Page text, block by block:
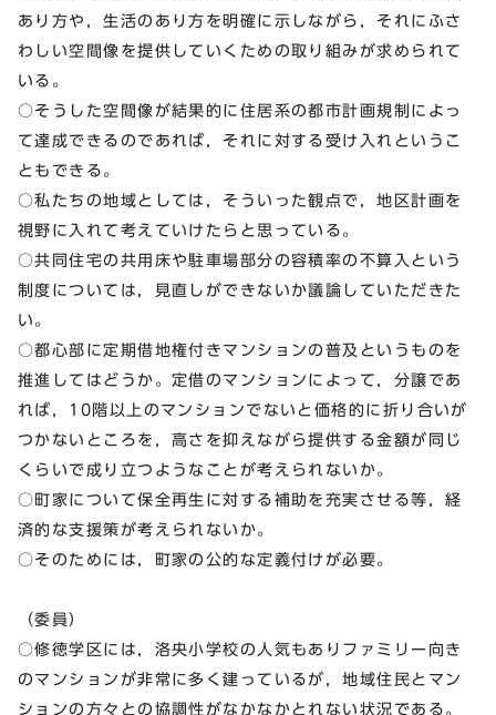
あり方や，生活のあり方を明確に示しながら，それにふさ
わしい空間像を提供していくための取り組みが求められて
いる。
○そうした空間像が結果的に住居系の都市計画規制によっ
て達成できるのであれば，それに対する受け入れというこ
ともできる。
○私たちの地域としては，そういった観点で，地区計画を
視野に入れて考えていけたらと思っている。
○共同住宅の共用床や駐車場部分の容積率の不算入という
制度については，見直しができないか議論していただきた
い。
○都心部に定期借地権付きマンションの普及というものを
推進してはどうか。定借のマンションによって，分譲であ
れば，10階以上のマンションでないと価格的に折り合いが
つかないところを，高さを抑えながら提供する金額が同じ
くらいで成り立つようなことが考えられないか。
○町家について保全再生に対する補助を充実させる等，経
済的な支援策が考えられないか。
○そのためには，町家の公的な定義付けが必要。
（委員）
○修徳学区には，洛央小学校の人気もありファミリー向き
のマンションが非常に多く建っているが，地域住民とマン
ションの方々との協調性がなかなかとれない状況である。